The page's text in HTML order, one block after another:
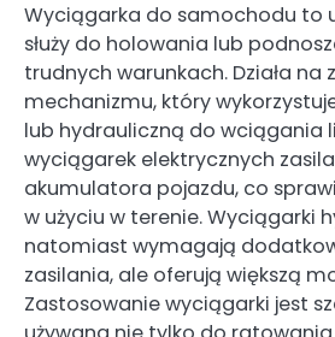
Wyciągarka do samochodu to
służy do holowania lub
trudnych warunkach. Działa na
mechanizmu, który
lub hydrauliczną do wciągania
wyciągarek elektrycznych
akumulatora pojazdu, co
w użyciu w terenie. Wyciągarki
natomiast wymagają
zasilania, ale oferują większą
Zastosowanie wyciągarki jest